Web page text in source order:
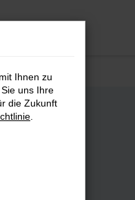
Ihnen zu
uns Ihre
die Zukunft